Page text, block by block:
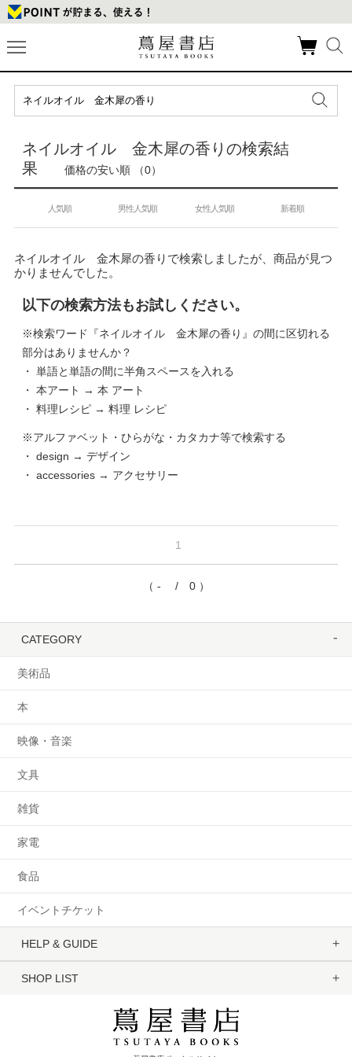
ネイルオイル 金木犀の香りの検索結
果
価格の安い順 （0）
人気順 男性人気順 女性人気順 新着順
ネイルオイル 金木犀の香りで検索しましたが、商品が見つ
かりませんでした。
以下の検索方法もお試しください。
※検索ワード『ネイルオイル 金木犀の香り』の間に区切れる
部分はありませんか？
・ 単語と単語の間に半角スペースを入れる
・ 本アート → 本 アート
・ 料理レシピ → 料理 レシピ
※アルファベット・ひらがな・カタカナ等で検索する
・ design → デザイン
・ accessories → アクセサリー
1
（ - / 0 ）
CATEGORY
美術品
本
映像・音楽
文具
雑貨
家電
食品
イベントチケット
HELP & GUIDE
SHOP LIST